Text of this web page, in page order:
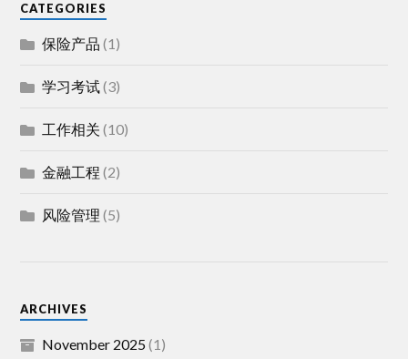
CATEGORIES
保险产品 (1)
学习考试(3)
工作相关 (10)
金融工程 (2)
风险管理 (5)
ARCHIVES
November 2025(1)